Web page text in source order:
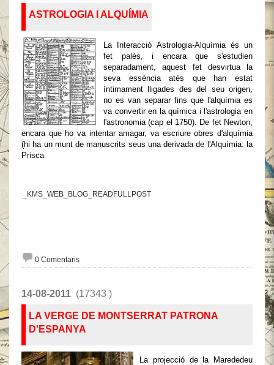
ASTROLOGIA I ALQUÍMIA
La Interacció Astrologia-Alquímia és un
fet palès, i encara que s'estudien
separadament, aquest fet desvirtua la
seva essència atès que han estat
íntimament lligades des del seu origen,
no es van separar fins que l'alquímia es
va convertir en la química i l'astrologia en
l'astronomia (cap el 1750). De fet Newton,
encara que ho va intentar amagar, va escriure obres d'alquímia
(hi ha un munt de manuscrits seus una derivada de l'Alquímia: la
Prisca
_KMS_WEB_BLOG_READFULLPOST
0 Comentaris
14-08-2011 (17343 )
LA VERGE DE MONTSERRAT PATRONA
D'ESPANYA
La projecció de la Marededeu